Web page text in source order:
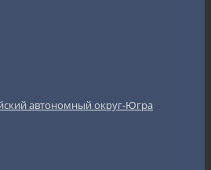
автономный округ-Югра